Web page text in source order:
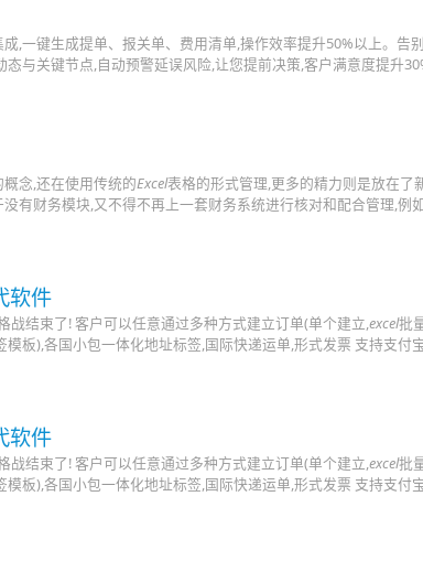
键生成提单、报关单、费用清单,操作效率提升50%以上。告
与关键节点,自动预警延误风险,让您提前决策,客户满意度提升
念,还在使用传统的Excel表格的形式管理,更多的精力则是放在了
有财务模块,又不得不再上一套财务系统进行核对和配合管理,例
软件
战结束了! 客户可以任意通过多种方式建立订单(单个建立,excel批
板),各国小包一体化地址标签,国际快递运单,形式发票 支持支付
软件
战结束了! 客户可以任意通过多种方式建立订单(单个建立,excel批
板),各国小包一体化地址标签,国际快递运单,形式发票 支持支付